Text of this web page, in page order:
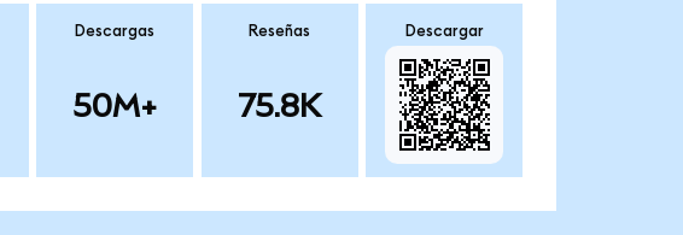
Descargas
50M+
Reseñas
75.8K
Descargar